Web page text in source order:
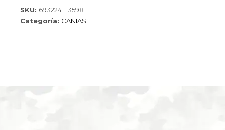
LY-
9203
SKU: 6932241113598
Categoría: CANIAS